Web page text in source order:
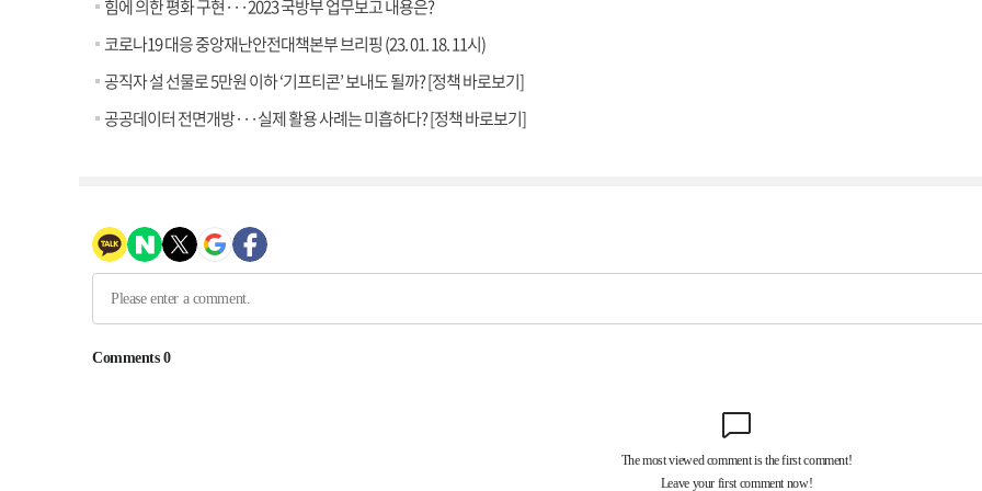
힘에 의한 평화 구현···2023 국방부 업무보고 내용은?
코로나19 대응 중앙재난안전대책본부 브리핑 (23. 01. 18. 11시)
공직자 설 선물로 5만원 이하 ‘기프티콘’ 보내도 될까? [정책 바로보기]
공공데이터 전면개방···실제 활용 사례는 미흡하다? [정책 바로보기]